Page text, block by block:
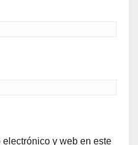
y web en este